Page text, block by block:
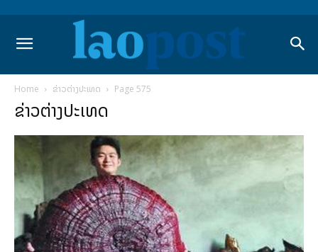
Home ຂ່າວຕ່າງປະເທດ Page 575
ຂ່າວຕ່າງປະເທດ